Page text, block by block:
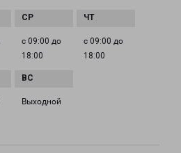
с 09:00 до
18:00
с 09:00 до
18:00
Выходной